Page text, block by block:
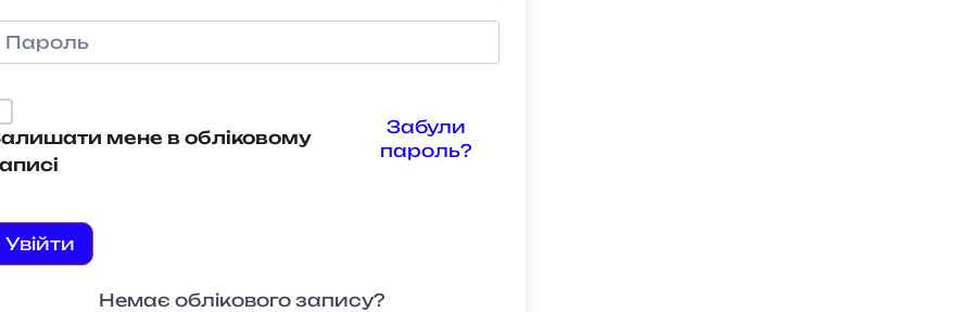
мене в обліковому
Забули
пароль?
Увійти
Немає облікового запису?